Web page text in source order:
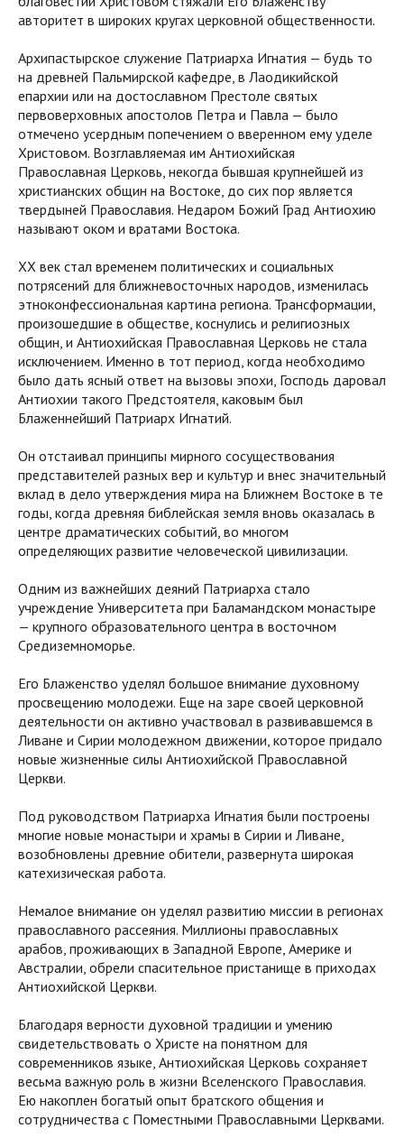
авторитет в широких кругах церковной общественности.
Архипастырское служение Патриарха Игнатия — будь то
на древней Пальмирской кафедре, в Лаодикийской
епархии или на достославном Престоле святых
первоверховных апостолов Петра и Павла — было
отмечено усердным попечением о вверенном ему уделе
Христовом. Возглавляемая им Антиохийская
Православная Церковь, некогда бывшая крупнейшей из
христианских общин на Востоке, до сих пор является
твердыней Православия. Недаром Божий Град Антиохию
называют оком и вратами Востока.
XX век стал временем политических и социальных
потрясений для ближневосточных народов, изменилась
этноконфессиональная картина региона. Трансформации,
произошедшие в обществе, коснулись и религиозных
общин, и Антиохийская Православная Церковь не стала
исключением. Именно в тот период, когда необходимо
было дать ясный ответ на вызовы эпохи, Господь даровал
Антиохии такого Предстоятеля, каковым был
Блаженнейший Патриарх Игнатий.
Он отстаивал принципы мирного сосуществования
представителей разных вер и культур и внес значительный
вклад в дело утверждения мира на Ближнем Востоке в те
годы, когда древняя библейская земля вновь оказалась в
центре драматических событий, во многом
определяющих развитие человеческой цивилизации.
Одним из важнейших деяний Патриарха стало
учреждение Университета при Баламандском монастыре
— крупного образовательного центра в восточном
Средиземноморье.
Его Блаженство уделял большое внимание духовному
просвещению молодежи. Еще на заре своей церковной
деятельности он активно участвовал в развивавшемся в
Ливане и Сирии молодежном движении, которое придало
новые жизненные силы Антиохийской Православной
Церкви.
Под руководством Патриарха Игнатия были построены
многие новые монастыри и храмы в Сирии и Ливане,
возобновлены древние обители, развернута широкая
катехизическая работа.
Немалое внимание он уделял развитию миссии в регионах
православного рассеяния. Миллионы православных
арабов, проживающих в Западной Европе, Америке и
Австралии, обрели спасительное пристанище в приходах
Антиохийской Церкви.
Благодаря верности духовной традиции и умению
свидетельствовать о Христе на понятном для
современников языке, Антиохийская Церковь сохраняет
весьма важную роль в жизни Вселенского Православия.
Ею накоплен богатый опыт братского общения и
сотрудничества с Поместными Православными Церквами.